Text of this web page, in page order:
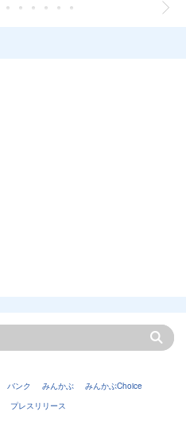
バンク みんかぶ
みんかぶChoice
プレスリリース